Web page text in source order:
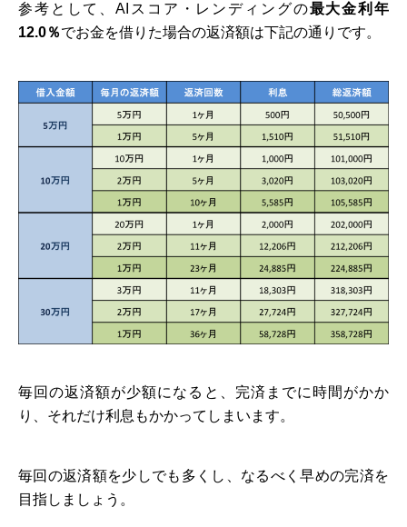
参考として、AIスコア・レンディングの最大金利年
12.0％でお金を借りた場合の返済額は下記の通りです。
毎回の返済額が少額になると、完済までに時間がかか
り、それだけ利息もかかってしまいます。
毎回の返済額を少しでも多くし、なるべく早めの完済を
目指しましょう。